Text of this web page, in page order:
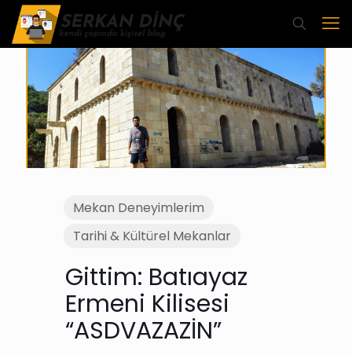
Mekan Deneyimlerim
Tarihi & Kültürel Mekanlar
Gittim: Batıayaz
Ermeni Kilisesi
“ASDVAZAZİN”